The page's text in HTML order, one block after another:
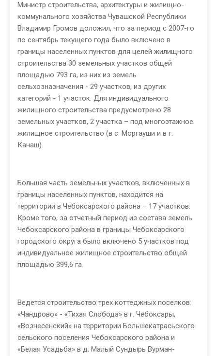
Министр строительства, архитектуры и жилищно-
коммунального хозяйства Чувашской Республики
Владимир Громов доложил, что за период с 2007-го
по сентябрь текущего года было включено в
границы населенных пунктов для целей жилищного
строительства 30 земельных участков общей
площадью 793 га, из них из земель
сельхозназначения - 29 участков, из других
категорий - 1 участок. Для индивидуального
жилищного строительства предусмотрено 28
земельных участков, 2 участка – под многоэтажное
жилищное строительство (в с. Моргауши и в г.
Канаш).
Большая часть земельных участков, включенных в
границы населенных пунктов, находится на
территории в Чебоксарского района – 17 участков.
Кроме того, за отчетный период из состава земель
Чебоксарского района в границы Чебоксарского
городского округа было включено 5 участков под
индивидуальное жилищное строительство общей
площадью 399,6 га.
Ведется строительство трех коттеджных поселков:
«Чандрово» - «Тихая Слобода» в г. Чебоксары,
«Вознесенский» на территории Большекатрасьского
сельского поселения Чебоксарского района и
«Белая Усадьба» в д. Малый Сундырь Вурман-